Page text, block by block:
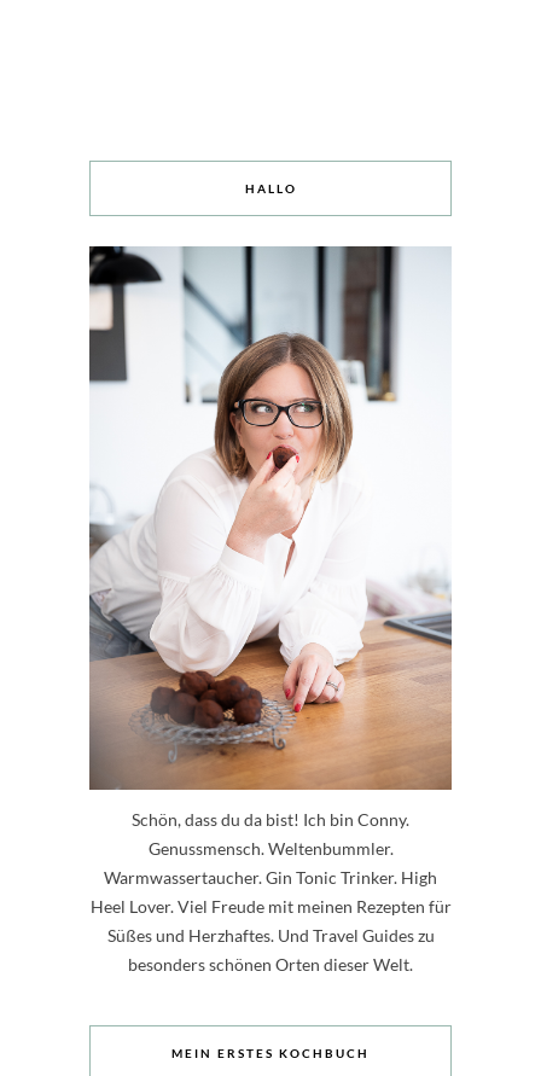
HALLO
Schön, dass du da bist! Ich bin Conny.
Genussmensch. Weltenbummler.
Warmwassertaucher. Gin Tonic Trinker. High
Heel Lover. Viel Freude mit meinen Rezepten für
Süßes und Herzhaftes. Und Travel Guides zu
besonders schönen Orten dieser Welt.
MEIN ERSTES KOCHBUCH